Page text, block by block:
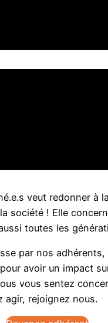
veut redonner à
société ! Elle
toutes les
par nos adhérents,
avoir un impact
vous sentez
agir, rejoignez nous.